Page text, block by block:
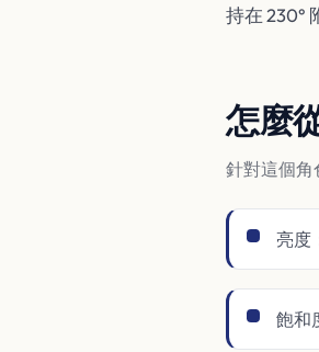
持在 230°
怎麼
針對這個角
亮度
飽和